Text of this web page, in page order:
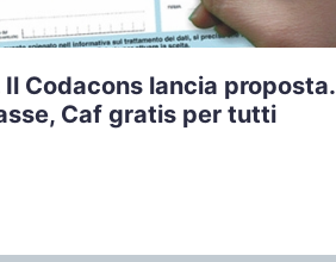
Codacons lancia proposta.
Caf gratis per tutti